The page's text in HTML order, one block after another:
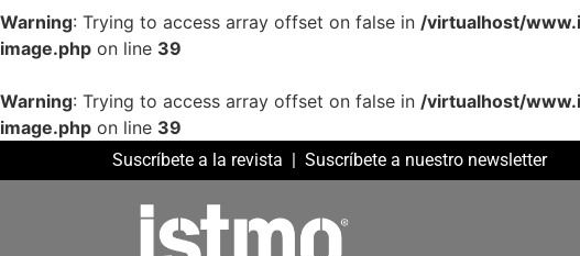
Warning: Trying to access array offset on false in /virtualhost/
image.php on line 39
Warning: Trying to access array offset on false in /virtualhost/
image.php on line 39
Suscríbete a la revista | Suscríbete a nuestro newsletter